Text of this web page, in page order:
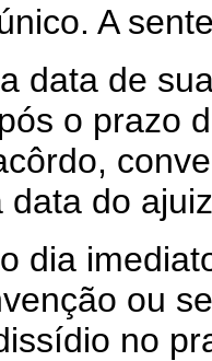
A
data de
o prazo
data do
dia
ou
no